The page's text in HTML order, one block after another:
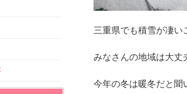
三重県でも積雪が凄い
みなさんの地域は大丈
今年の冬は暖冬だと聞